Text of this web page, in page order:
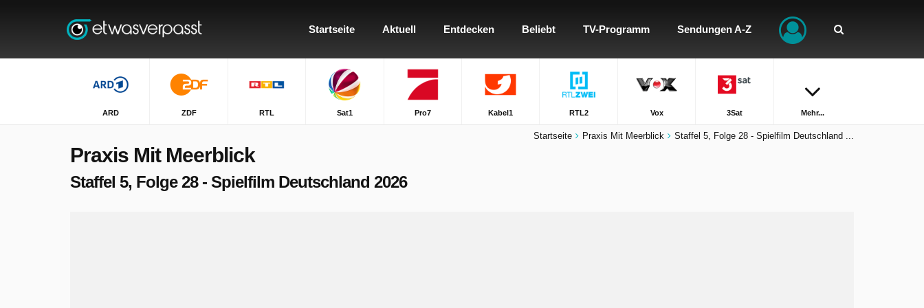
Startseite Aktuell Entdecken Beliebt TV-Programm Sendungen A-Z
ARD ZDF RTL Sat1 Pro7 Kabel1 RTL2 Vox 3Sat Mehr...
Startseite Praxis Mit Meerblick Staffel 5, Folge 28 - Spielfilm Deutschland ...
Praxis Mit Meerblick
Staffel 5, Folge 28 - Spielfilm Deutschland 2026